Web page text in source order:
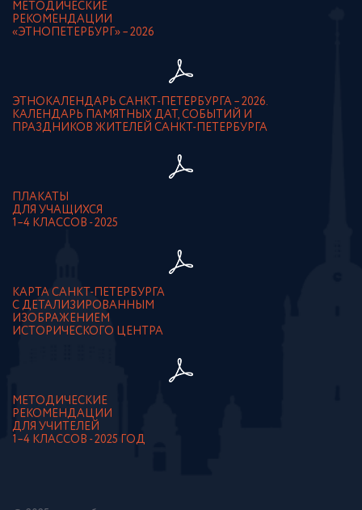
МЕТОДИЧЕСКИЕ
РЕКОМЕНДАЦИИ
«ЭТНОПЕТЕРБУРГ» – 2026
ЭТНОКАЛЕНДАРЬ САНКТ-ПЕТЕРБУРГА – 2026.
КАЛЕНДАРЬ ПАМЯТНЫХ ДАТ, СОБЫТИЙ И
ПРАЗДНИКОВ ЖИТЕЛЕЙ САНКТ-ПЕТЕРБУРГА
ПЛАКАТЫ
ДЛЯ УЧАЩИХСЯ
1–4 КЛАССОВ - 2025
КАРТА САНКТ-ПЕТЕРБУРГА
С ДЕТАЛИЗИРОВАННЫМ
ИЗОБРАЖЕНИЕМ
ИСТОРИЧЕСКОГО ЦЕНТРА
МЕТОДИЧЕСКИЕ
РЕКОМЕНДАЦИИ
ДЛЯ УЧИТЕЛЕЙ
1–4 КЛАССОВ - 2025 ГОД